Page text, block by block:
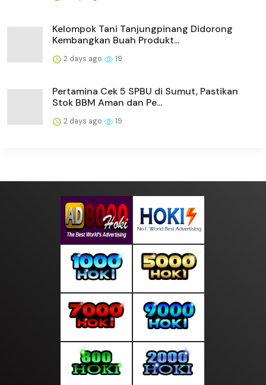
Kelompok Tani Tanjungpinang Didorong
Kembangkan Buah Produkt...
2 days ago 19
Pertamina Cek 5 SPBU di Sumut, Pastikan
Stok BBM Aman dan Pe...
2 days ago 19